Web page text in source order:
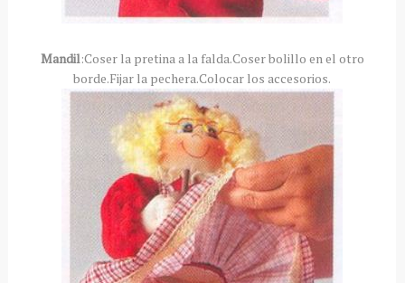
Mandil:Coser la pretina a la falda.Coser bolillo en el otro
borde.Fijar la pechera.Colocar los accesorios.